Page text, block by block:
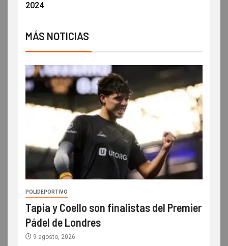
2024
MÁS NOTICIAS
POLIDEPORTIVO
Tapia y Coello son finalistas del Premier
Pádel de Londres
9 agosto, 2026